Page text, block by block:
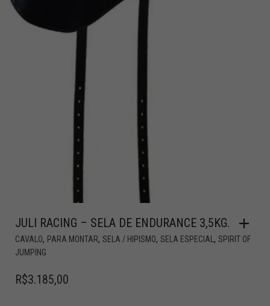
JULI RACING – SELA DE ENDURANCE 3,5KG.
CAVALO, PARA MONTAR, SELA / HIPISMO, SELA ESPECIAL , SPIRIT OF
JUMPING
R$3.185,00